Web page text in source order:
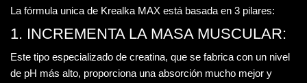
La fórmula unica de Krealka MAX está basada en 3 pilares:
1. INCREMENTA LA MASA MUSCULAR:
Este tipo especializado de creatina, que se fabrica con un nivel
de pH más alto, proporciona una absorción mucho mejor y